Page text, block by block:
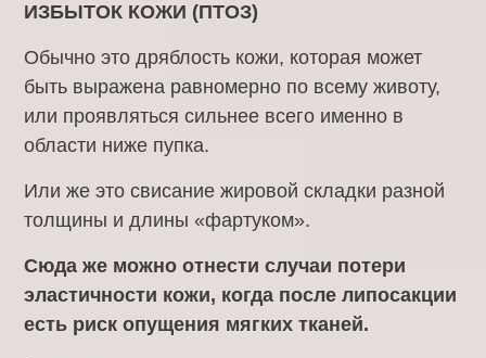
ИЗБЫТОК КОЖИ (ПТОЗ)
Обычно это дряблость кожи, которая может
быть выражена равномерно по всему животу,
или проявляться сильнее всего именно в
области ниже пупка.
Или же это свисание жировой складки разной
толщины и длины «фартуком».
Сюда же можно отнести случаи потери
эластичности кожи, когда после липосакции
есть риск опущения мягких тканей.